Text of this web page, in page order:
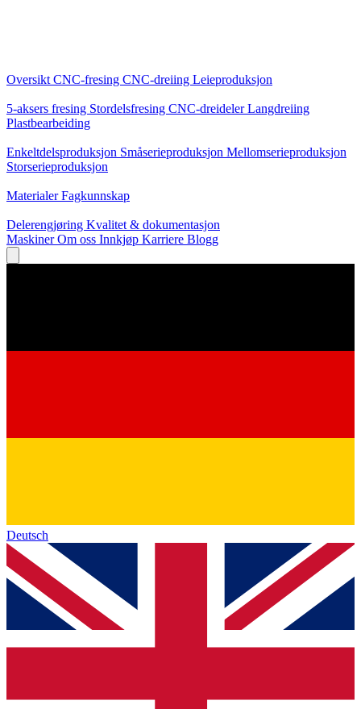
Oversikt CNC-fresing CNC-dreiing Leieproduksjon
5-aksers fresing Stordelsfresing CNC-dreidelerLangdreiing
Plastbearbeiding
Enkeltdelsproduksjon Småserieproduksjon Mellomserieproduksjon
Storserieproduksjon
MaterialerFagkunnskap
Delerengjøring Kvalitet & dokumentasjon
MaskinerOm oss Innkjøp Karriere Blogg
Deutsch